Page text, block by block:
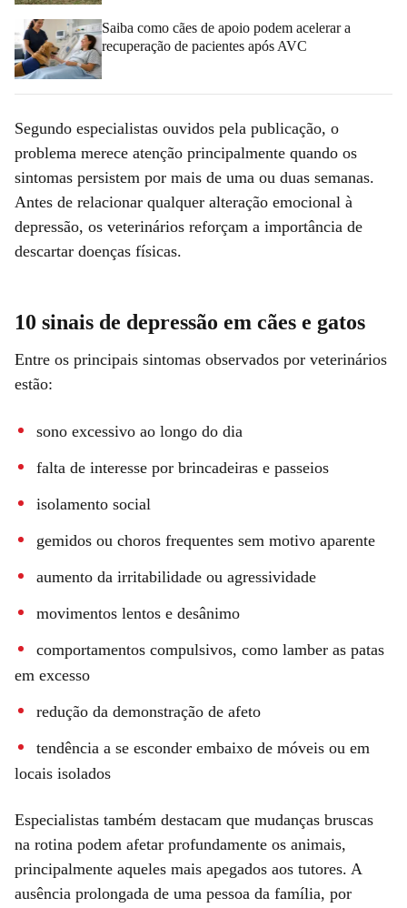
Saiba como cães de apoio podem acelerar a
recuperação de pacientes após AVC
Segundo especialistas ouvidos pela publicação, o
problema merece atenção principalmente quando os
sintomas persistem por mais de uma ou duas semanas.
Antes de relacionar qualquer alteração emocional à
depressão, os veterinários reforçam a importância de
descartar doenças físicas.
10 sinais de depressão em cães e gatos
Entre os principais sintomas observados por veterinários
estão:
sono excessivo ao longo do dia
falta de interesse por brincadeiras e passeios
isolamento social
gemidos ou choros frequentes sem motivo aparente
aumento da irritabilidade ou agressividade
movimentos lentos e desânimo
comportamentos compulsivos, como lamber as patas
em excesso
redução da demonstração de afeto
tendência a se esconder embaixo de móveis ou em
locais isolados
Especialistas também destacam que mudanças bruscas
na rotina podem afetar profundamente os animais,
principalmente aqueles mais apegados aos tutores. A
ausência prolongada de uma pessoa da família, por